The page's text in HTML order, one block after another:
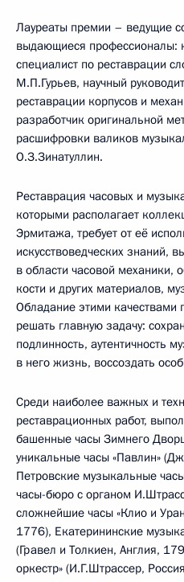
Лауреаты премии – ведущие
выдающиеся профессионалы:
специалист по реставрации
М.П.Гурьев, научный
реставрации корпусов и
разработчик оригинальной
расшифровки валиков
О.З.Зинатуллин.
Реставрация часовых и
которыми располагает
Эрмитажа, требует от её
искусствоведческих знаний,
в области часовой механики,
кости и других материалов,
Обладание этими качествами
решать главную задачу:
подлинность, аутентичность
в него жизнь, воссоздать
Среди наиболее важных и
реставрационных работ,
башенные часы Зимнего
уникальные часы «Павлин»
Петровские музыкальные
часы-бюро с органом
сложнейшие часы «Клио и
1776), Екатерининские
(Гравел и Толкиен, Англия,
оркестр» (И.Г.Штрассер,